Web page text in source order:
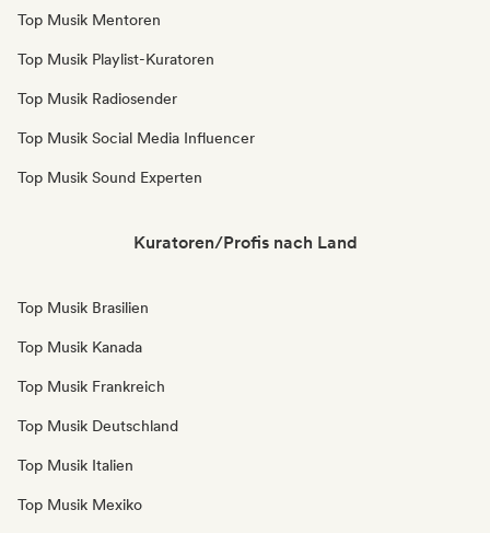
Top Musik Mentoren
Top Musik Playlist-Kuratoren
Top Musik Radiosender
Top Musik Social Media Influencer
Top Musik Sound Experten
Kuratoren/Profis nach Land
Top Musik Brasilien
Top Musik Kanada
Top Musik Frankreich
Top Musik Deutschland
Top Musik Italien
Top Musik Mexiko